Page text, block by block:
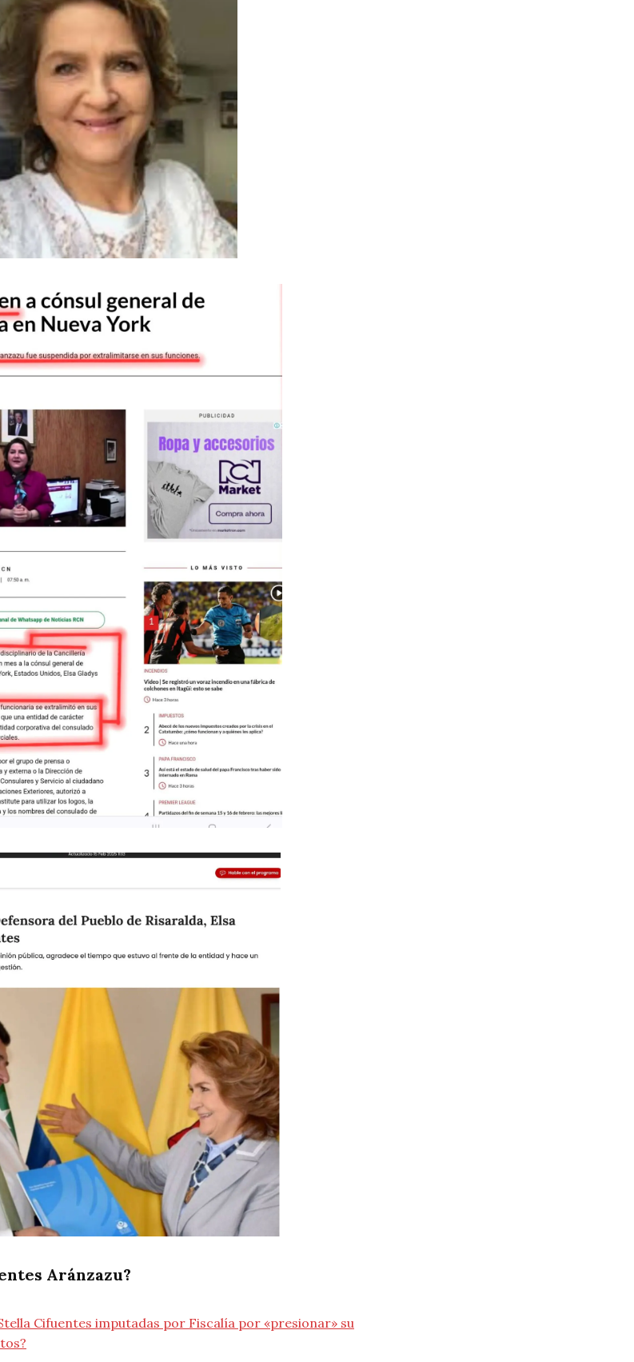
Aránzazu?
Cifuentes imputadas por Fiscalía por «presionar» su